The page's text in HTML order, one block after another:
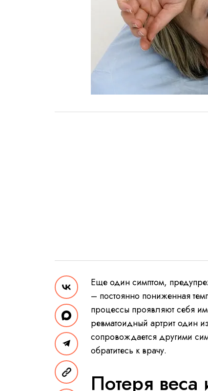
Еще один симптом,
– постоянно пониженная
процессы проявляют себя
ревматоидный артрит один
сопровождается другими
обратитесь к врачу.
Потеря веса